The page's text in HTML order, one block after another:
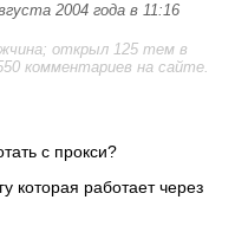
2004 года в 11:16
открыл 125 тем в
комментариев на сайте.
с прокси?
которая работает через